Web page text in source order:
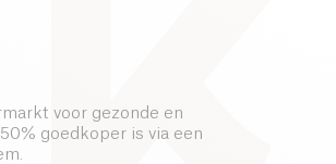
voor gezonde en
goedkoper is via een